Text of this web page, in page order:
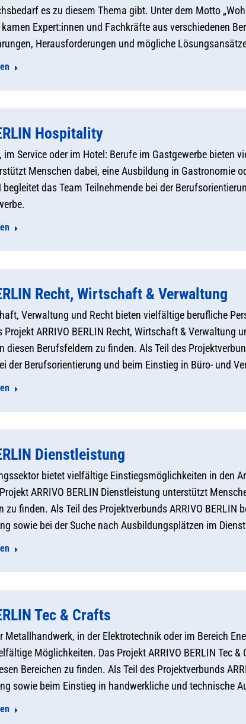
es zu diesem Thema gibt. Unter dem Motto
Expert:innen und Fachkräfte aus verschiedenen
Herausforderungen und mögliche
Hospitality
im Service oder im Hotel: Berufe im Gastgewerbe bieten
Menschen dabei, eine Ausbildung in Gastronomie
begleitet das Team Teilnehmende bei der
Recht, Wirtschaft & Verwaltung
Verwaltung und Recht bieten vielfältige berufliche
Projekt ARRIVO BERLIN Recht, Wirtschaft & Verwaltung
diesen Berufsfeldern zu finden. Als Teil des
der Berufsorientierung und beim Einstieg in Büro- und
Dienstleistung
bietet vielfältige Einstiegsmöglichkeiten in den
ARRIVO BERLIN Dienstleistung unterstützt
zu finden. Als Teil des Projektverbunds ARRIVO BERLIN
sowie bei der Suche nach Ausbildungsplätzen im
Tec & Crafts
Metallhandwerk, in der Elektrotechnik oder im Bereich
Möglichkeiten. Das Projekt ARRIVO BERLIN Tec
Bereichen zu finden. Als Teil des Projektverbunds
sowie beim Einstieg in handwerkliche und technische